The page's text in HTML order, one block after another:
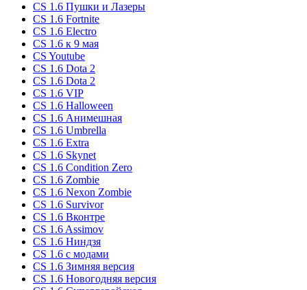
CS 1.6 Пушки и Лазеры
CS 1.6 Fortnite
CS 1.6 Electro
CS 1.6 к 9 мая
CS Youtube
CS 1.6 Dota 2
CS 1.6 Dota 2
CS 1.6 VIP
CS 1.6 Halloween
CS 1.6 Анимешная
CS 1.6 Umbrella
CS 1.6 Extra
CS 1.6 Skynet
CS 1.6 Condition Zero
CS 1.6 Zombie
CS 1.6 Nexon Zombie
CS 1.6 Survivor
CS 1.6 Вконтре
CS 1.6 Assimov
CS 1.6 Ниндзя
CS 1.6 с модами
CS 1.6 Зимняя версия
CS 1.6 Новогодняя версия